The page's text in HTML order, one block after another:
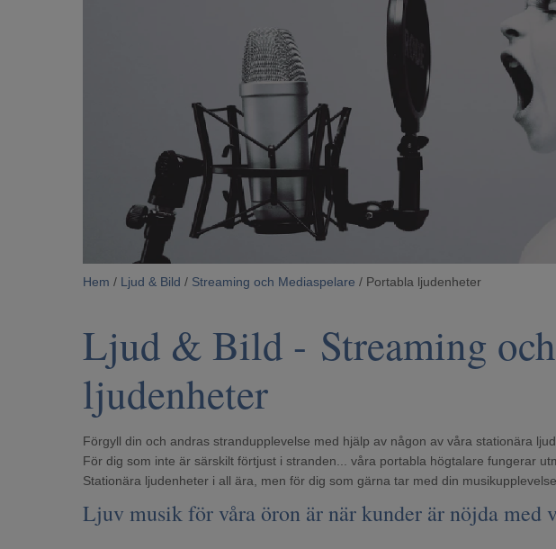
Hem / Ljud & Bild / Streaming och Mediaspelare / Portabla ljudenheter
Ljud & Bild - Streaming
ljudenheter
Förgyll din och andras strandupplevelse med hjälp av någon av våra stationära
För dig som inte är särskilt förtjust i stranden... våra portabla högtalare fungerar
Stationära ljudenheter i all ära, men för dig som gärna tar med din
Ljuv musik för våra öron är när kunder är nöjda med